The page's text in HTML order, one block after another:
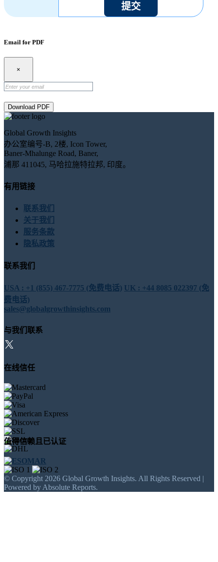
提交
Email for PDF
×
Download PDF
Global Growth Insights
办公室编号-B, 2楼, Icon Tower,
Baner-Mhalunge Road, Baner,
浦那 411045, 马哈拉施特拉邦, 印度。
有用链接
联系我们
关于我们
服务条款
隐私政策
联系我们
USA : +1 (855) 467-7775 (免费电话) UK : +44 8085 022397 (免
费电话)
sales@globalgrowthinsights.com
与我们联系
在线信任
值得信赖且已认证
© Copyright 2026 Global Growth Insights. All Rights Reserved |
Powered by Absolute Reports.